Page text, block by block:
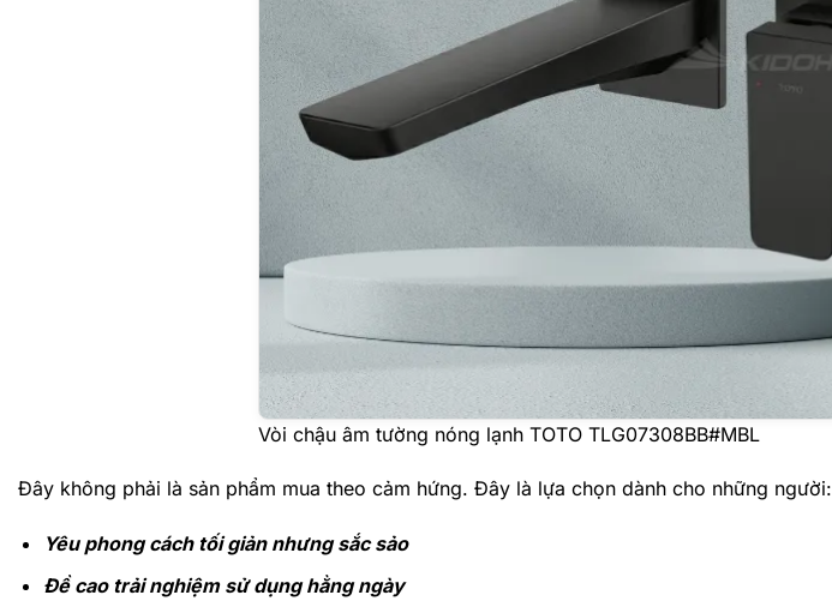
Vòi chậu âm tường nóng lạnh TOTO TLG07308BB#MBL
Đây không phải là sản phẩm mua theo cảm hứng. Đây là lựa chọn dành cho những người:
Yêu phong cách tối giản nhưng sắc sảo
Đề cao trải nghiệm sử dụng hằng ngày